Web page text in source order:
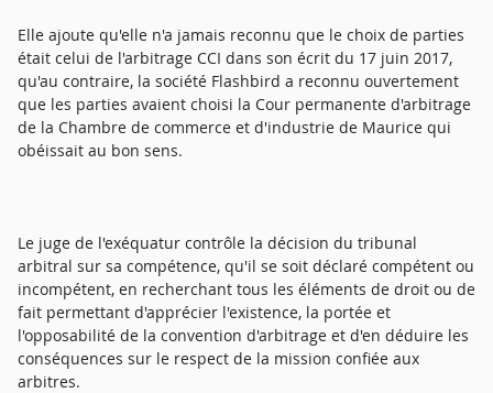
Elle ajoute qu'elle n'a jamais reconnu que le choix de parties
était celui de l'arbitrage CCI dans son écrit du 17 juin 2017,
qu'au contraire, la société Flashbird a reconnu ouvertement
que les parties avaient choisi la Cour permanente d'arbitrage
de la Chambre de commerce et d'industrie de Maurice qui
obéissait au bon sens.
Le juge de l'exéquatur contrôle la décision du tribunal
arbitral sur sa compétence, qu'il se soit déclaré compétent ou
incompétent, en recherchant tous les éléments de droit ou de
fait permettant d'apprécier l'existence, la portée et
l'opposabilité de la convention d'arbitrage et d'en déduire les
conséquences sur le respect de la mission confiée aux
arbitres.